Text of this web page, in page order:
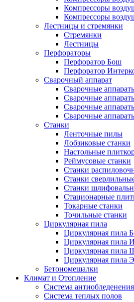
Компрессоры
Компрессоры
Лестницы и стремянки
Стремянки
Лестницы
Перфораторы
Перфоратор Бош
Перфоратор
Сварочный аппарат
Сварочные
Сварочные
Сварочные
Сварочные
Станки
Ленточные пилы
Лобзиковые станки
Настольные
Реймусовые станки
Станки
Станки
Станки
Стационарные
Токарные станки
Точильные станки
Циркулярная пила
Циркулярная пила
Циркулярная пила
Циркулярная пила
Циркулярная пила
Бетономешалки
Климат и Отопление
Система антиобледенения
Система теплых полов